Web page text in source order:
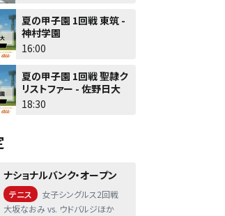
夏の甲子園 1回戦 東筑 -
神村学園
16:00
夏の甲子園 1回戦 聖隷ク
リストファー - 佐野日大
18:30
ナショナルバンク・オープン
テニス
女子シングルス2回戦
大坂なおみ vs. ウドバルジほか